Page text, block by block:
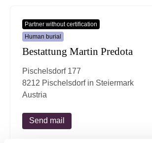
Partner without certification
Human burial
Bestattung Martin Predota
Pischelsdorf 177
8212 Pischelsdorf in Steiermark
Austria
Send mail